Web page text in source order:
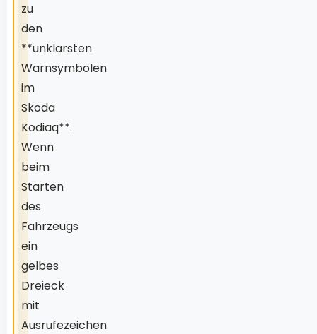
zu
den
**unklarsten
Warnsymbolen
im
Skoda
Kodiaq**.
Wenn
beim
Starten
des
Fahrzeugs
ein
gelbes
Dreieck
mit
Ausrufezeichen